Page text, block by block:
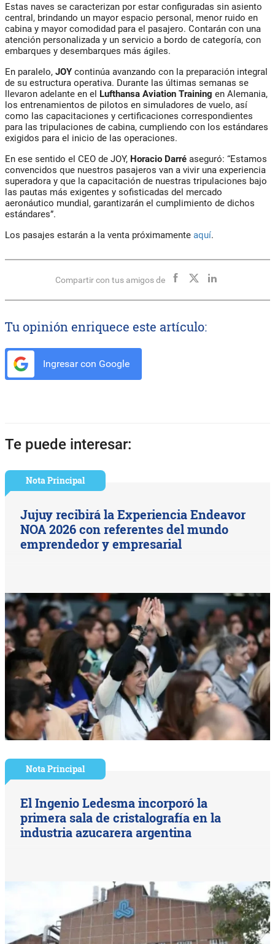
Estas naves se caracterizan por estar configuradas sin asiento
central, brindando un mayor espacio personal, menor ruido en
cabina y mayor comodidad para el pasajero. Contarán con una
atención personalizada y un servicio a bordo de categoría, con
embarques y desembarques más ágiles.
En paralelo, JOY continúa avanzando con la preparación integral
de su estructura operativa. Durante las últimas semanas se
llevaron adelante en el Lufthansa Aviation Training en Alemania,
los entrenamientos de pilotos en simuladores de vuelo, así
como las capacitaciones y certificaciones correspondientes
para las tripulaciones de cabina, cumpliendo con los estándares
exigidos para el inicio de las operaciones.
En ese sentido el CEO de JOY, Horacio Darré aseguró: “Estamos
convencidos que nuestros pasajeros van a vivir una experiencia
superadora y que la capacitación de nuestras tripulaciones bajo
las pautas más exigentes y sofisticadas del mercado
aeronáutico mundial, garantizarán el cumplimiento de dichos
estándares”.
Los pasajes estarán a la venta próximamente aquí.
Compartir con tus amigos de
Tu opinión enriquece este artículo:
Ingresar con Google
Te puede interesar:
Nota Principal
Jujuy recibirá la Experiencia Endeavor
NOA 2026 con referentes del mundo
emprendedor y empresarial
Nota Principal
El Ingenio Ledesma incorporó la
primera sala de cristalografía en la
industria azucarera argentina